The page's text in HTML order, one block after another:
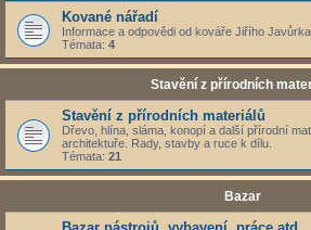
Kované nářadí
Informace a odpovědi od kováře Jiřího Javůrka.
Témata: 4
Stavění z přírodních
Stavění z přírodních materiálů
Dřevo, hlína, sláma, konopí a další přírodní
architektuře. Rady, stavby a ruce k dílu.
Témata: 21
Bazar